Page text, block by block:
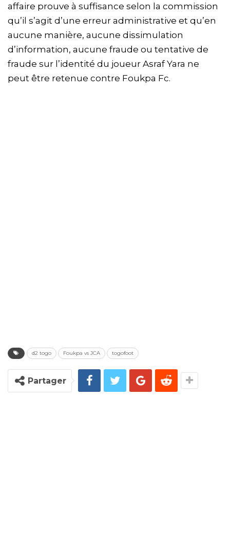
affaire prouve à suffisance selon la commission
qu’il s’agit d’une erreur administrative et qu’en
aucune manière, aucune dissimulation
d’information, aucune fraude ou tentative de
fraude sur l’identité du joueur Asraf Yara ne
peut être retenue contre Foukpa Fc.
d2 togo Foukpa vs JCA togofoot
Partager